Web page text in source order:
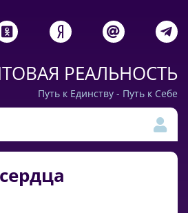
РЕАЛЬНОСТЬ
Путь к Единству - Путь к Себе